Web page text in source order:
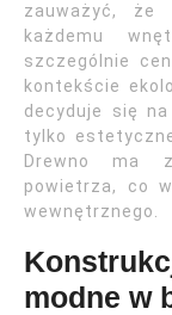
zauważyć, że
każdemu
szczególnie
kontekście
decyduje się
tylko
Drewno ma
powietrza, co
wewnętrznego.
modne w